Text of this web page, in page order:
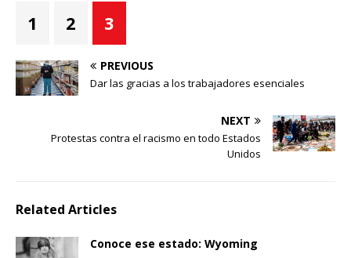
1 2 3
PREVIOUS
Dar las gracias a los trabajadores esenciales
NEXT
Protestas contra el racismo en todo Estados
Unidos
Related Articles
Conoce ese estado: Wyoming